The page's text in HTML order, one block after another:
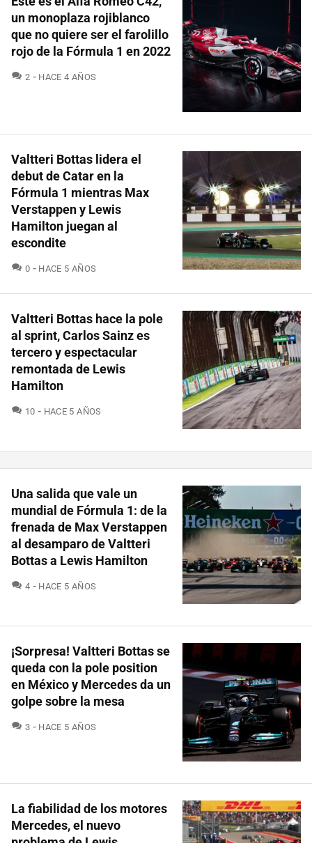
un monoplaza rojiblanco
que no quiere ser el farolillo
rojo de la Fórmula 1 en 2022
2 COMENTARIOS
HACE 4 AÑOS
Valtteri Bottas lidera el
debut de Catar en la
Fórmula 1 mientras Max
Verstappen y Lewis
Hamilton juegan al
escondite
0 COMENTARIOS
HACE 5 AÑOS
Valtteri Bottas hace la pole
al sprint, Carlos Sainz es
tercero y espectacular
remontada de Lewis
Hamilton
10 COMENTARIOS
HACE 5 AÑOS
Una salida que vale un
mundial de Fórmula 1: de la
frenada de Max Verstappen
al desamparo de Valtteri
Bottas a Lewis Hamilton
4 COMENTARIOS
HACE 5 AÑOS
¡Sorpresa! Valtteri Bottas se
queda con la pole position
en México y Mercedes da un
golpe sobre la mesa
3 COMENTARIOS
HACE 5 AÑOS
La fiabilidad de los motores
Mercedes, el nuevo